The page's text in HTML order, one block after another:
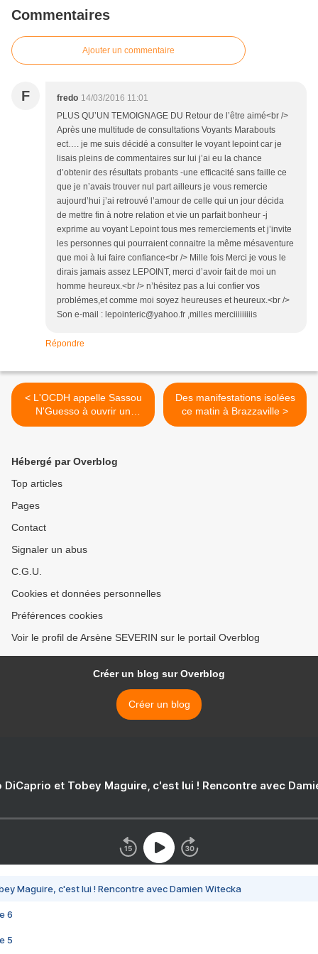
Commentaires
Ajouter un commentaire
F fredo 14/03/2016 11:01
PLUS QU’UN TEMOIGNAGE DU Retour de l’être aimé<br />
Après une multitude de consultations Voyants Marabouts
ect…. je me suis décidé a consulter le voyant lepoint car je
lisais pleins de commentaires sur lui j’ai eu la chance
d’obtenir des résultats probants -une efficacité sans faille ce
que je n’avais trouver nul part ailleurs je vous remercie
aujourd’hui j’ai retrouvé l’amour de celle qui un jour décida
de mettre fin à notre relation et vie un parfait bonheur -j
exprime au voyant Lepoint tous mes remerciements et j’invite
les personnes qui pourraient connaitre la même mésaventure
que moi à lui faire confiance<br /> Mille fois Merci je vous le
dirais jamais assez LEPOINT, merci d’avoir fait de moi un
homme heureux.<br /> n’hésitez pas a lui confier vos
problémes,et comme moi soyez heureuses et heureux.<br />
Son e-mail : lepointeric@yahoo.fr ,milles merciiiiiiiiis
Répondre
< L'OCDH appelle Sassou
N'Guesso à ouvrir un
"dialogue sincère" avec
Des manifestations isolées
ce matin à Brazzaville >
Hébergé par Overblog
Top articles
Pages
Contact
Signaler un abus
C.G.U.
Cookies et données personnelles
Préférences cookies
Voir le profil de Arsène SEVERIN sur le portail Overblog
Créer un blog sur Overblog
Créer un blog
DiCaprio et Tobey Maguire, c'est lui ! Rencontre avec
Maguire, c'est lui ! Rencontre avec Damien Witecka
6
5